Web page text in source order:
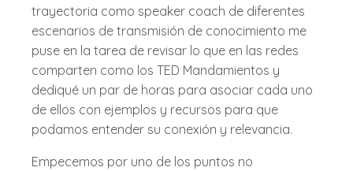
trayectoria como speaker coach de diferentes
escenarios de transmisión de conocimiento me
puse en la tarea de revisar lo que en las redes
comparten como los TED Mandamientos y
dediqué un par de horas para asociar cada uno
de ellos con ejemplos y recursos para que
podamos entender su conexión y relevancia.
Empecemos por uno de los puntos no